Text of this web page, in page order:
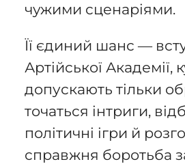
чужими сценаріями.
Її єдиний шанс —
Артійської Академії,
допускають тільки
точаться інтриги,
політичні ігри й
справжня боротьба